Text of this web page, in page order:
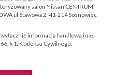
salon Nissan CENTRUM
ul Stawowa 2, 41-214 Sosnowiec
informacją handlową i nie
§ 1. Kodeksu Cywilnego.